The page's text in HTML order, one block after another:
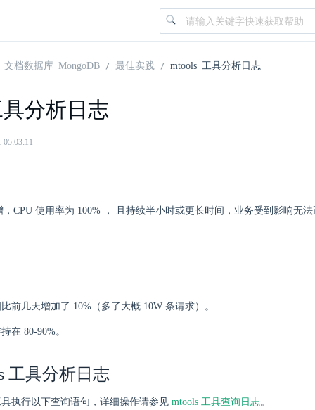
文档数据库 MongoDB 最佳实践 mtools 工具分析日志
具分析日志
CPU 使用率为 100% ， 且持续半小时或更长时间，业务受到影响无法
前几天增加了 10%（多了大概 10W 条请求）。
在 80-90%。
工具分析日志
执行以下查询语句，详细操作请参见 mtools 工具查询日志。